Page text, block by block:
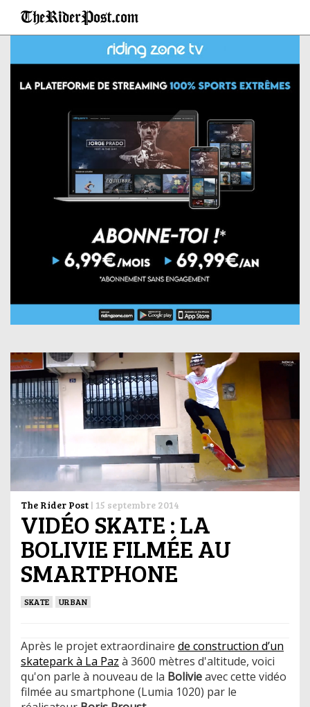
The Rider Post | 15 septembre 2014
VIDÉO SKATE : LA
BOLIVIE FILMÉE AU
SMARTPHONE
SKATE URBAN
Après le projet extraordinaire de construction d’un
skatepark à La Paz à 3600 mètres d'altitude, voici
qu'on parle à nouveau de la Bolivieavec cette vidéo
filmée au smartphone (Lumia 1020) par le